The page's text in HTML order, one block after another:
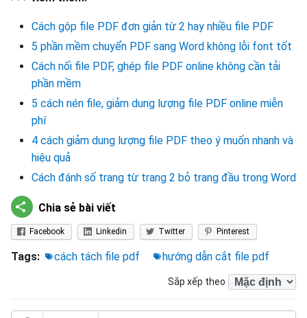
Cách gộp file PDF đơn giản từ 2 hay nhiều file PDF
5 phần mềm chuyển PDF sang Word không lỗi font tốt
Cách nối file PDF, ghép file PDF online không cần tải
phần mềm
5 cách nén file, giảm dung lượng file PDF online miễn
phí
4 cách giảm dung lượng file PDF theo ý muốn nhanh và
hiệu quả
Cách đánh số trang từ trang 2 bỏ trang đầu trong Word
Chia sẻ bài viết
Facebook Linkedin Twitter Pinterest
Tags: cách tách file pdf hướng dẫn cắt file pdf
Sắp xếp theo